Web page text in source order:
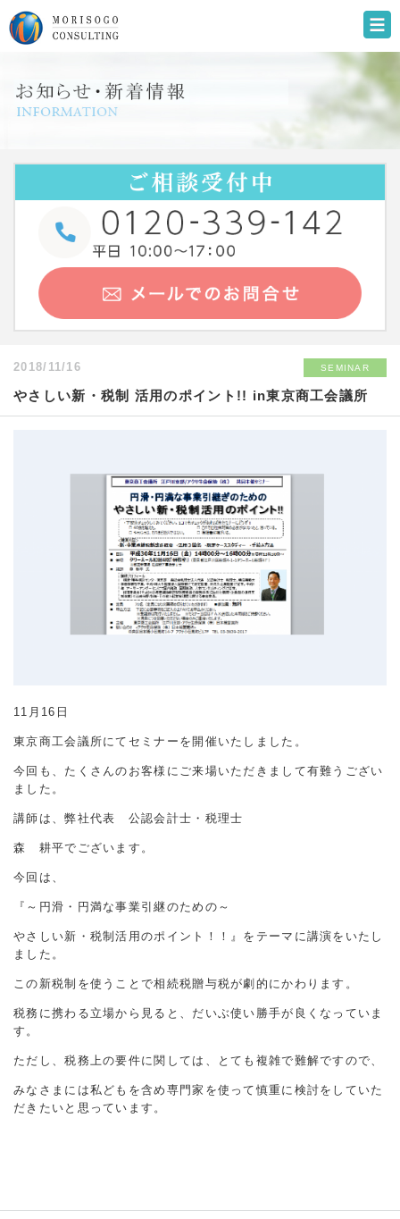
2018/11/16 SEMINAR
やさしい新・税制 活用のポイント!! in東京商工会議所
11月16日
東京商工会議所にてセミナーを開催いたしました。
今回も、たくさんのお客様にご来場いただきまして有難うござい
ました。
講師は、弊社代表 公認会計士・税理士
森 耕平でございます。
今回は、
『～円滑・円満な事業引継のための～
やさしい新・税制活用のポイント！！』をテーマに講演をいたし
ました。
この新税制を使うことで相続税贈与税が劇的にかわります。
税務に携わる立場から見ると、だいぶ使い勝手が良くなっていま
す。
ただし、税務上の要件に関しては、とても複雑で難解ですので、
みなさまには私どもを含め専門家を使って慎重に検討をしていた
だきたいと思っています。